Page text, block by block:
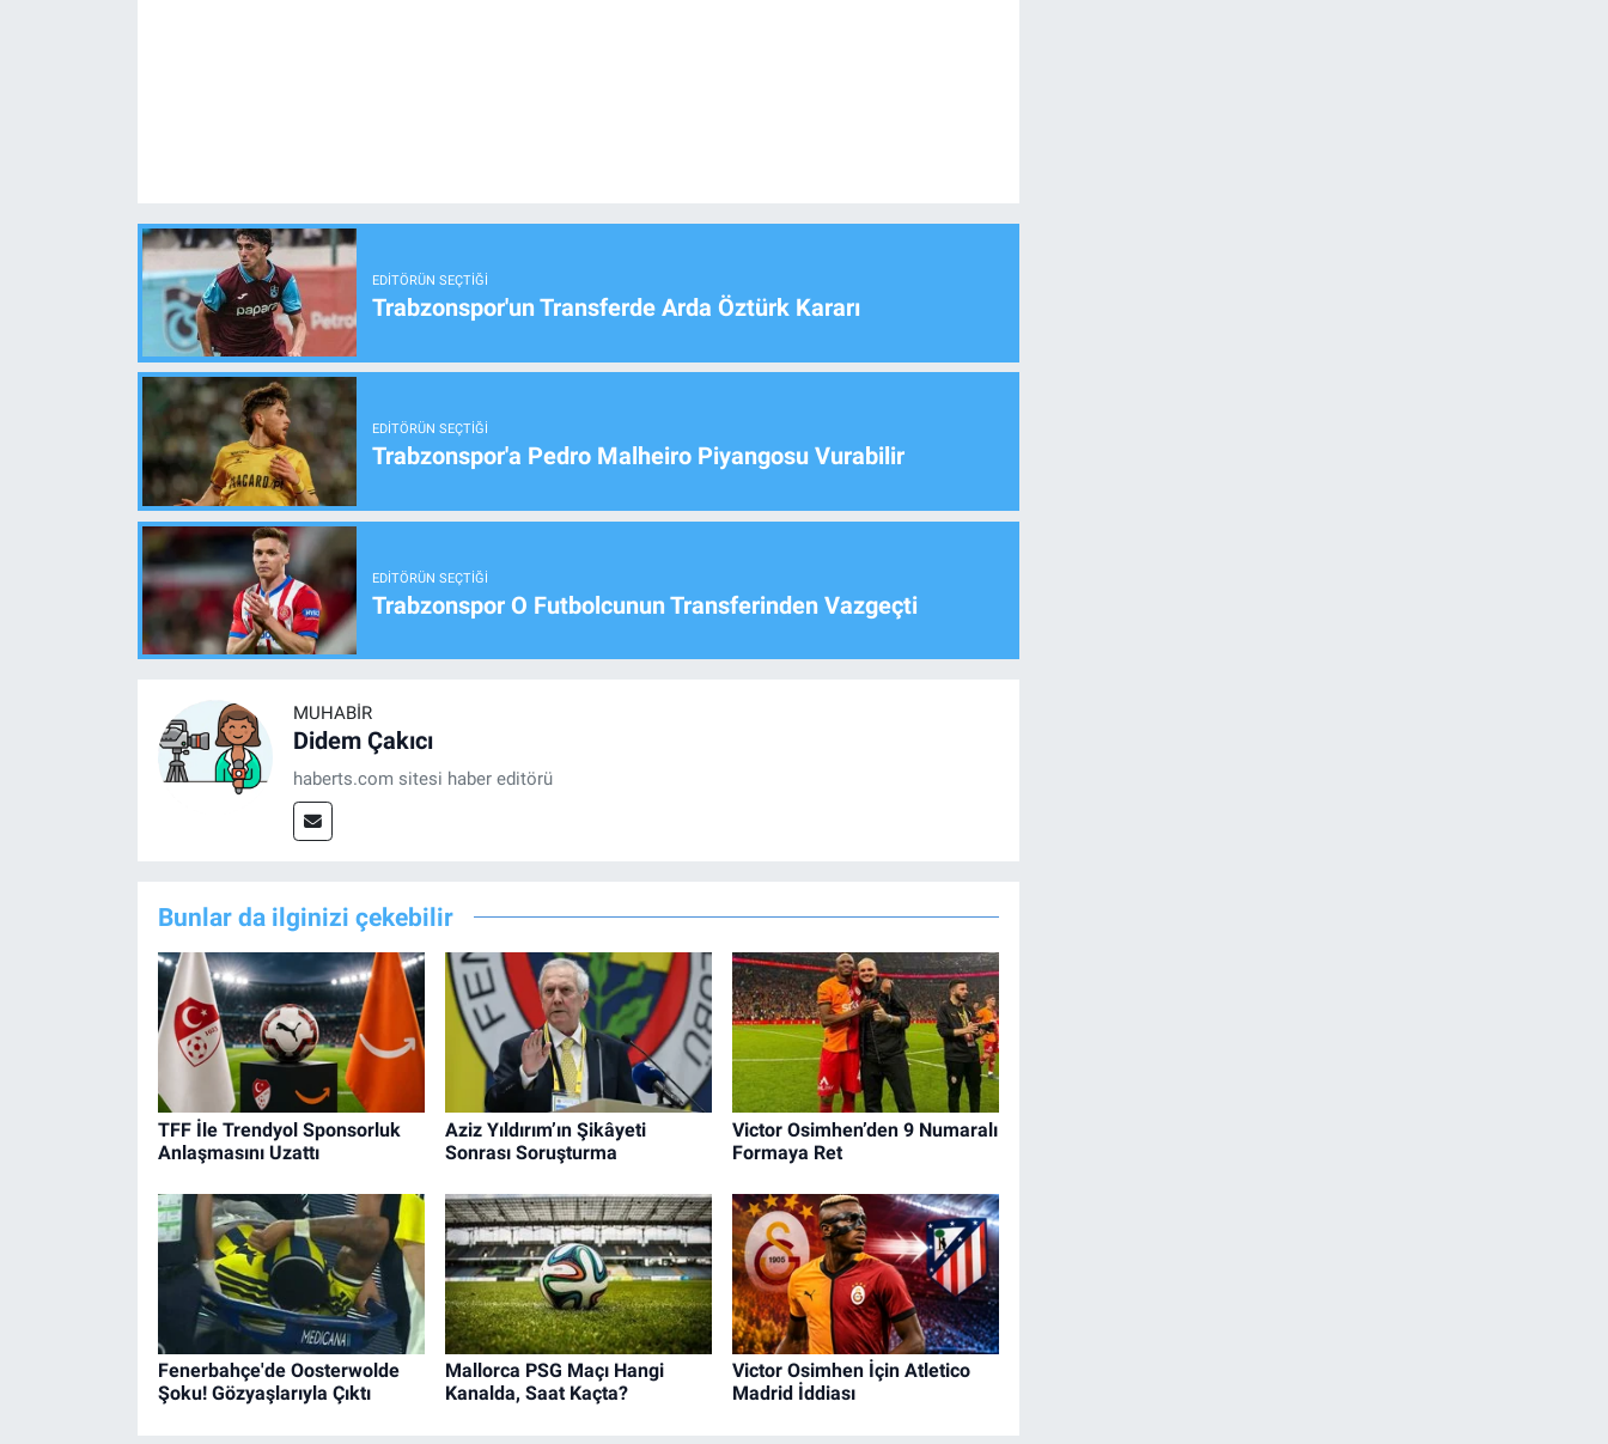
EDITÖRÜN SEÇTIĞI
Trabzonspor'un Transferde Arda Öztürk Kararı
EDITÖRÜN SEÇTIĞI
Trabzonspor'a Pedro Malheiro Piyangosu Vurabilir
EDITÖRÜN SEÇTIĞI
Trabzonspor O Futbolcunun Transferinden Vazgeçti
MUHABIR
Didem Çakıcı
haberts.com sitesi haber editörü
Bunlar da ilginizi çekebilir
TFF İle Trendyol Sponsorluk
Anlaşmasını Uzattı
Aziz Yıldırım’ın Şikâyeti
Sonrası Soruşturma
Victor Osimhen’den 9 Numaralı
Formaya Ret
Fenerbahçe'de Oosterwolde
Şoku! Gözyaşlarıyla Çıktı
Mallorca PSG Maçı Hangi
Kanalda, Saat Kaçta?
Victor Osimhen İçin Atletico
Madrid İddiası